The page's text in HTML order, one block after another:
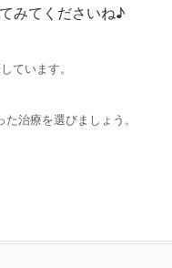
みてくださいね♪
ています。
治療を選びましょう。